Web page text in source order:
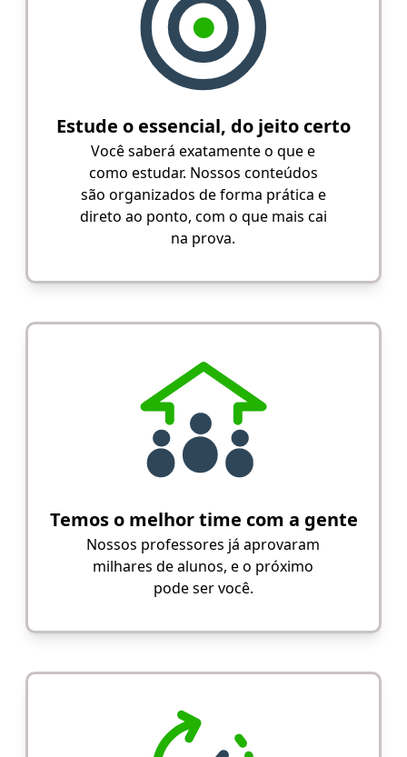
Estude o essencial, do jeito certo
Você saberá exatamente o que e
como estudar. Nossos conteúdos
são organizados de forma prática e
direto ao ponto, com o que mais cai
na prova.
Temos o melhor time com a gente
Nossos professores já aprovaram
milhares de alunos, e o próximo
pode ser você.